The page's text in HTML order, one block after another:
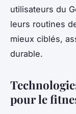
utilisateurs du
leurs routines
mieux ciblés,
durable.
pour le